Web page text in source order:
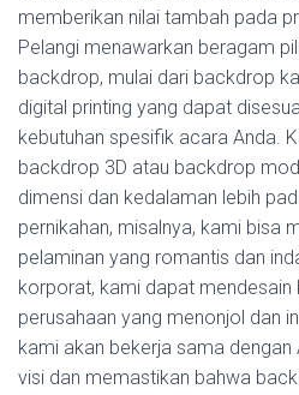
memberikan nilai tambah pada
Pelangi menawarkan beragam
backdrop, mulai dari backdrop
digital printing yang dapat
kebutuhan spesifik acara Anda.
backdrop 3D atau backdrop
dimensi dan kedalaman lebih
pernikahan, misalnya, kami bisa
pelaminan yang romantis dan
korporat, kami dapat
perusahaan yang menonjol dan
kami akan bekerja sama dengan
visi dan memastikan bahwa